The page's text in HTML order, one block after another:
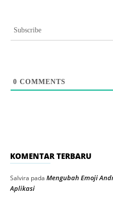
Subscribe
0 COMMENTS
KOMENTAR TERBARU
Salvira pada Mengubah Emoji
Aplikasi